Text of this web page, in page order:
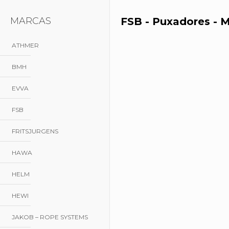
FSB - Puxadores -
MARCAS
ATHMER
BMH
EVVA
FSB
FritsJurgens
HAWA
HELM
HEWI
JAKOB – Rope Systems